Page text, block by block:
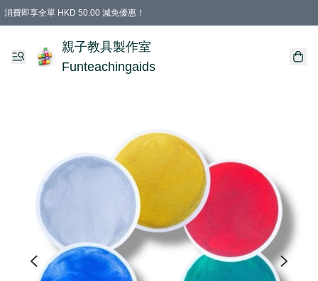
消費即享全單 HKD 50.00 減免優惠！
購物滿 HKD 699.00即享免運費優惠！（適用於 特定的送貨方式 )
凡購物滿HKD 699.00，即享免費禮品
親子教具製作室
Funteachingaids